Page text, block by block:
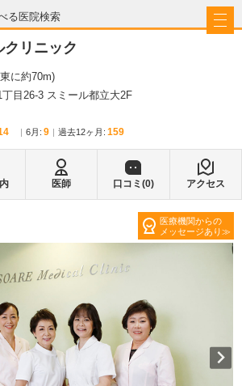
る医院検索
クリニック
東に約70m)
目26-3 スミール都立大2F
6月 : 9 過去12ヶ月: 159
医師 口コミ(0) アクセス
医療機関からの
メッセージあり